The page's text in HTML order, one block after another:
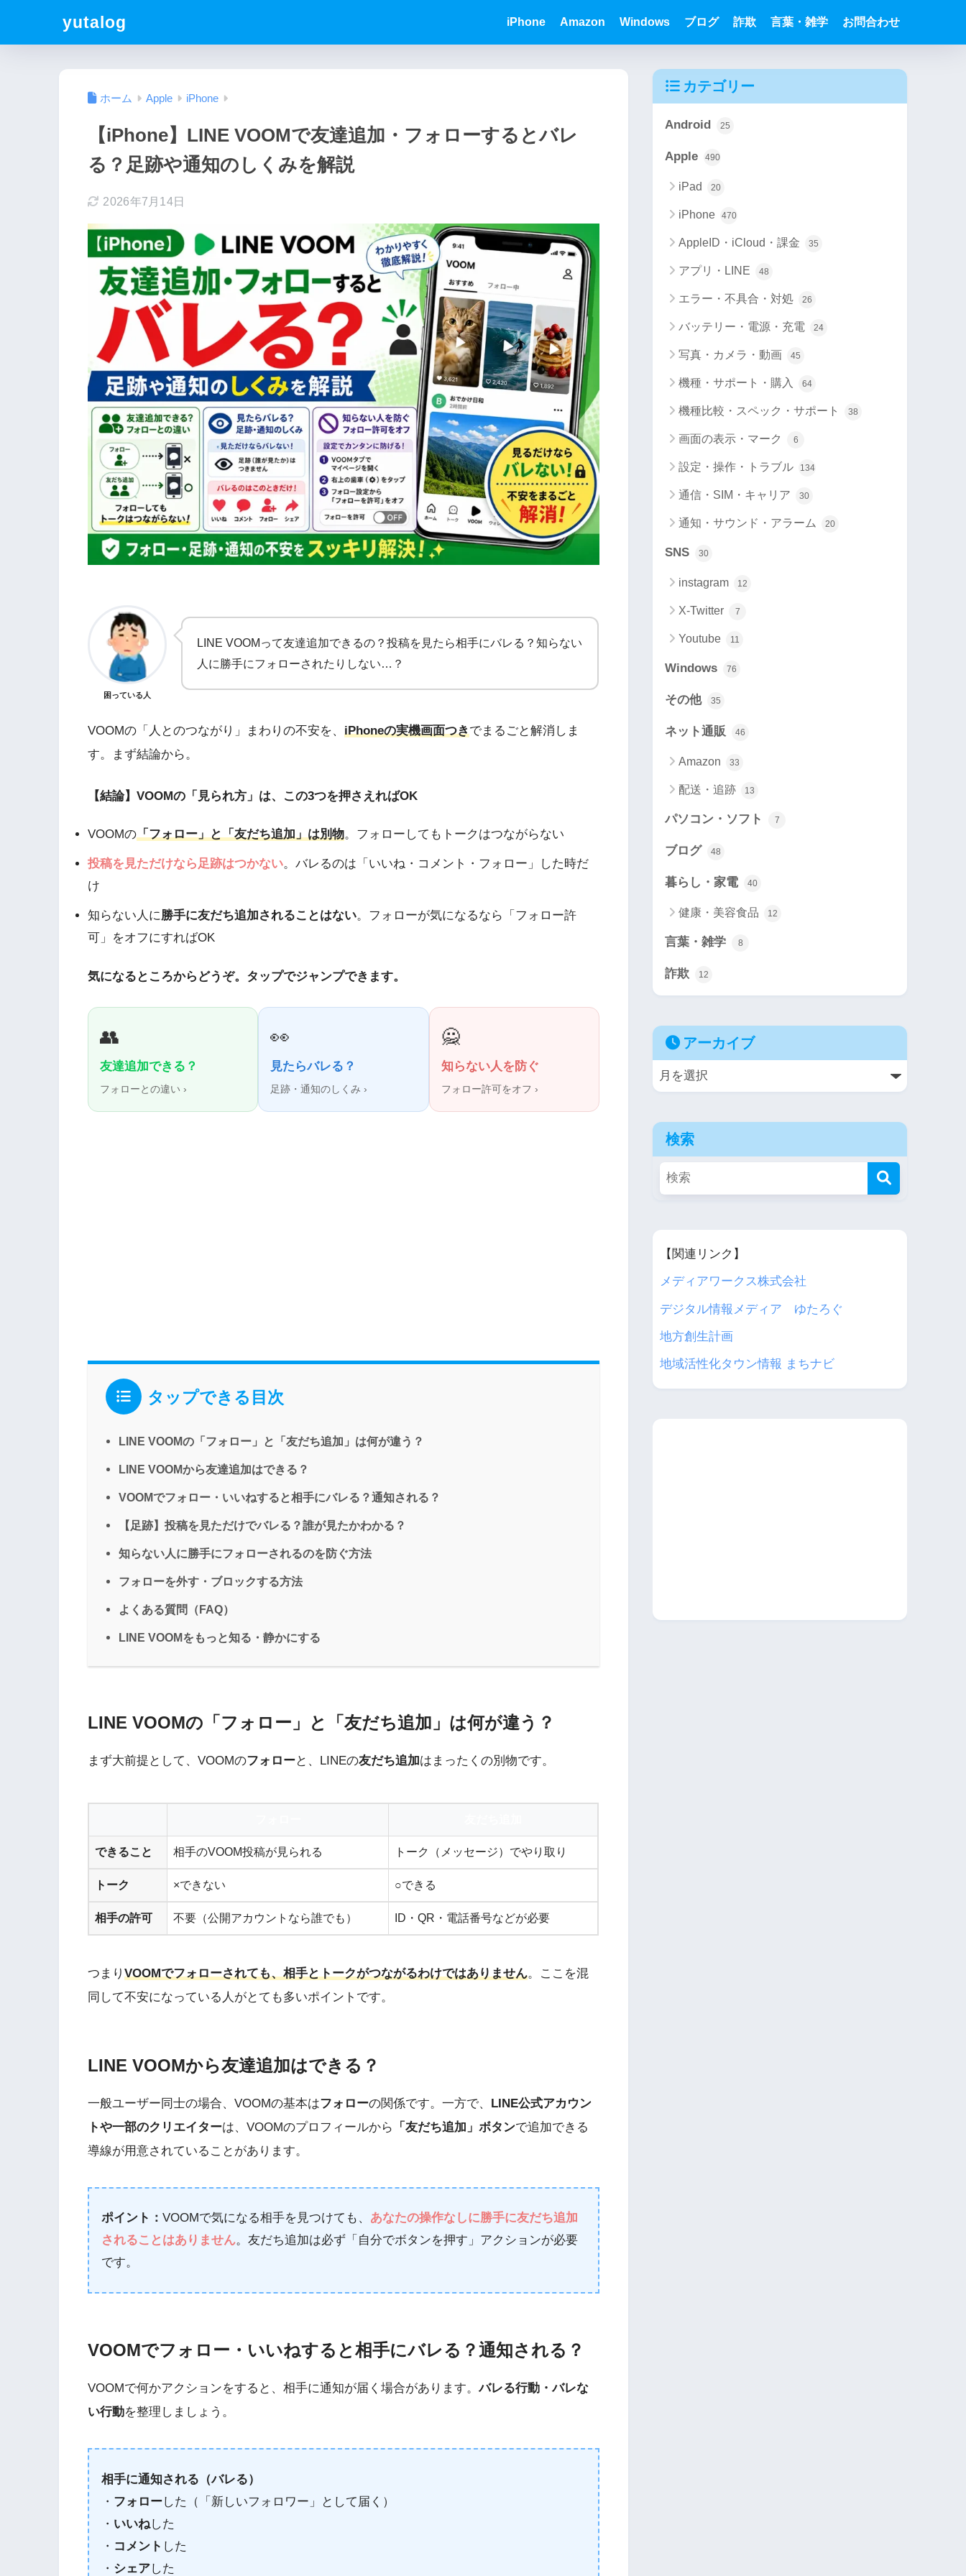
yutalog iPhone Amazon Windows ブログ 詐欺 言葉・雑学 お問合わせ
ホーム Apple iPhone
【iPhone】LINE VOOMで友達追加・フォローするとバレ
る？足跡や通知のしくみを解説
2026年7月14日
困っている人
LINE VOOMって友達追加できるの？投稿を見たら相手にバレる？知らない
人に勝手にフォローされたりしない…？
VOOMの「人とのつながり」まわりの不安を、 iPhoneの実機画面つきでまるごと解消しま
す。まず結論から。
【結論】VOOMの「見られ方」は、この3つを押さえればOK
VOOMの「フォロー」と「友だち追加」は別物。フォローしてもトークはつながらない
投稿を見ただけなら足跡はつかない。バレるのは「いいね・コメント・フォロー」した時だ
け
知らない人に勝手に友だち追加されることはない。フォローが気になるなら「フォロー許
可」をオフにすればOK
気になるところからどうぞ。タップでジャンプできます。
👥
友達追加できる？
フォローとの違い ›
👀
見たらバレる？
足跡・通知のしくみ ›
🙅
知らない人を防ぐ
フォロー許可をオフ ›
タップできる目次
LINE VOOMの「フォロー」と「友だち追加」は何が違う？
LINE VOOMから友達追加はできる？
VOOMでフォロー・いいねすると相手にバレる？通知される？
【足跡】投稿を見ただけでバレる？誰が見たかわかる？
知らない人に勝手にフォローされるのを防ぐ方法
フォローを外す・ブロックする方法
よくある質問（FAQ）
LINE VOOMをもっと知る・静かにする
LINE VOOMの「フォロー」と「友だち追加」は何が違う？
まず大前提として、VOOMのフォローと、LINEの友だち追加はまったくの別物です。
できること 相手のVOOM投稿が見られる トーク（メッセージ）でやり取り
トーク ×できない ○できる
相手の許可 不要（公開アカウントなら誰でも） ID・QR・電話番号などが必要
つまり VOOMでフォローされても、相手とトークがつながるわけではありません。ここを混
同して不安になっている人がとても多いポイントです。
LINE VOOMから友達追加はできる？
一般ユーザー同士の場合、VOOMの基本はフォローの関係です。一方で、 LINE公式アカウン
トや一部のクリエイターは、VOOMのプロフィールから 「友だち追加」ボタンで追加できる
導線が用意されていることがあります。
ポイント：VOOMで気になる相手を見つけても、 あなたの操作なしに勝手に友だち追加
されることはありません。友だち追加は必ず「自分でボタンを押す」アクションが必要
です。
VOOMでフォロー・いいねすると相手にバレる？通知される？
VOOMで何かアクションをすると、相手に通知が届く場合があります。バレる行動・バレな
い行動を整理しましょう。
相手に通知される（バレる）
・ フォローした（「新しいフォロワー」として届く）
・ いいねした
・ コメント した
・ シェアした
カテゴリー
Android 25
Apple 490
iPad 20
iPhone 470
AppleID・iCloud・課金 35
アプリ・LINE 48
エラー・不具合・対処 26
バッテリー・電源・充電 24
写真・カメラ・動画 45
機種・サポート・購入 64
機種比較・スペック・サポート 38
画面の表示・マーク 6
設定・操作・トラブル 134
通信・SIM・キャリア 30
通知・サウンド・アラーム 20
SNS 30
instagram 12
X-Twitter 7
Youtube 11
Windows 76
その他 35
ネット通販 46
Amazon 33
配送・追跡 13
パソコン・ソフト 7
ブログ 48
暮らし・家電 40
健康・美容食品 12
言葉・雑学 8
詐欺 12
アーカイブ
検索
【関連リンク】
メディアワークス株式会社
デジタル情報メディア ゆたろぐ
地方創生計画
地域活性化タウン情報 まちナビ